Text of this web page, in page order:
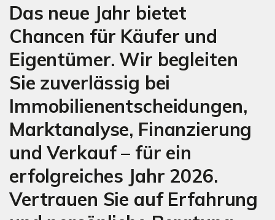
Das neue Jahr bietet
Chancen für Käufer und
Eigentümer. Wir begleiten
Sie zuverlässig bei
Immobilienentscheidungen,
Marktanalyse, Finanzierung
und Verkauf – für ein
erfolgreiches Jahr 2026.
Vertrauen Sie auf Erfahrung